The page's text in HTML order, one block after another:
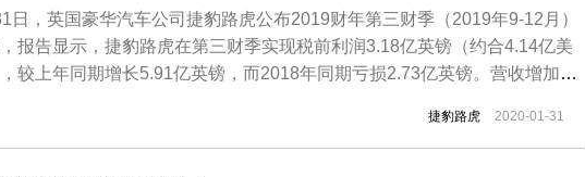
日，英国豪华汽车公司捷豹路虎公布2019财年第三财季（2019年9-12月）
报告显示，捷豹路虎在第三财季实现税前利润3.18亿英镑（约合4.14亿美
较上年同期增长5.91亿英镑，而2018年同期亏损2.73亿英镑。营收增加
业务运营变革，捷豹路虎持续达成营收与盈利的双增长。虽然汽车市场整体
临...
捷豹路虎 2020-01-31